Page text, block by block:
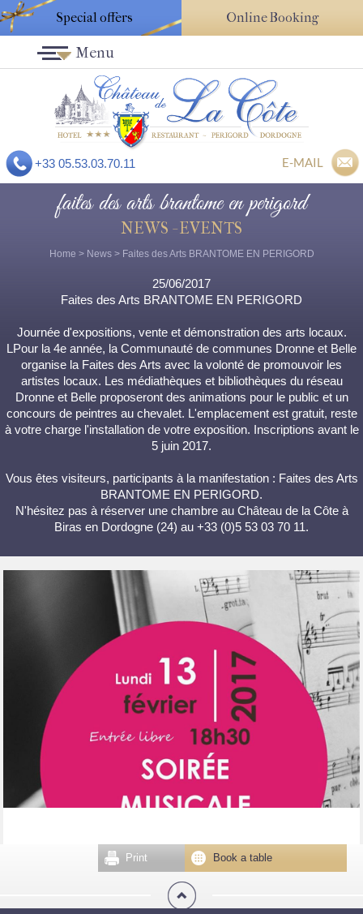
Special offers Online Booking
+33 05.53.03.70.11 E-MAIL
Menu
faites des arts brantome en perigord
NEWS - EVENTS
Home > News> Faites des Arts BRANTOME EN PERIGORD
25/06/2017
Faites des Arts BRANTOME EN PERIGORD
Journée d'expositions, vente et démonstration des arts locaux.
LPour la 4e année, la Communauté de communes Dronne et Belle
organise la Faites des Arts avec la volonté de promouvoir les
artistes locaux. Les médiathèques et bibliothèques du réseau
Dronne et Belle proposeront des animations pour le public et un
concours de peintres au chevalet. L'emplacement est gratuit, reste
à votre charge l'installation de votre exposition. Inscriptions avant le
5 juin 2017.
Vous êtes visiteurs, participants à la manifestation : Faites des Arts
BRANTOME EN PERIGORD.
N'hésitez pas à réserver une chambre au Château de la Côte à
Biras en Dordogne (24) au +33 (0)5 53 03 70 11.
Book a table
Print